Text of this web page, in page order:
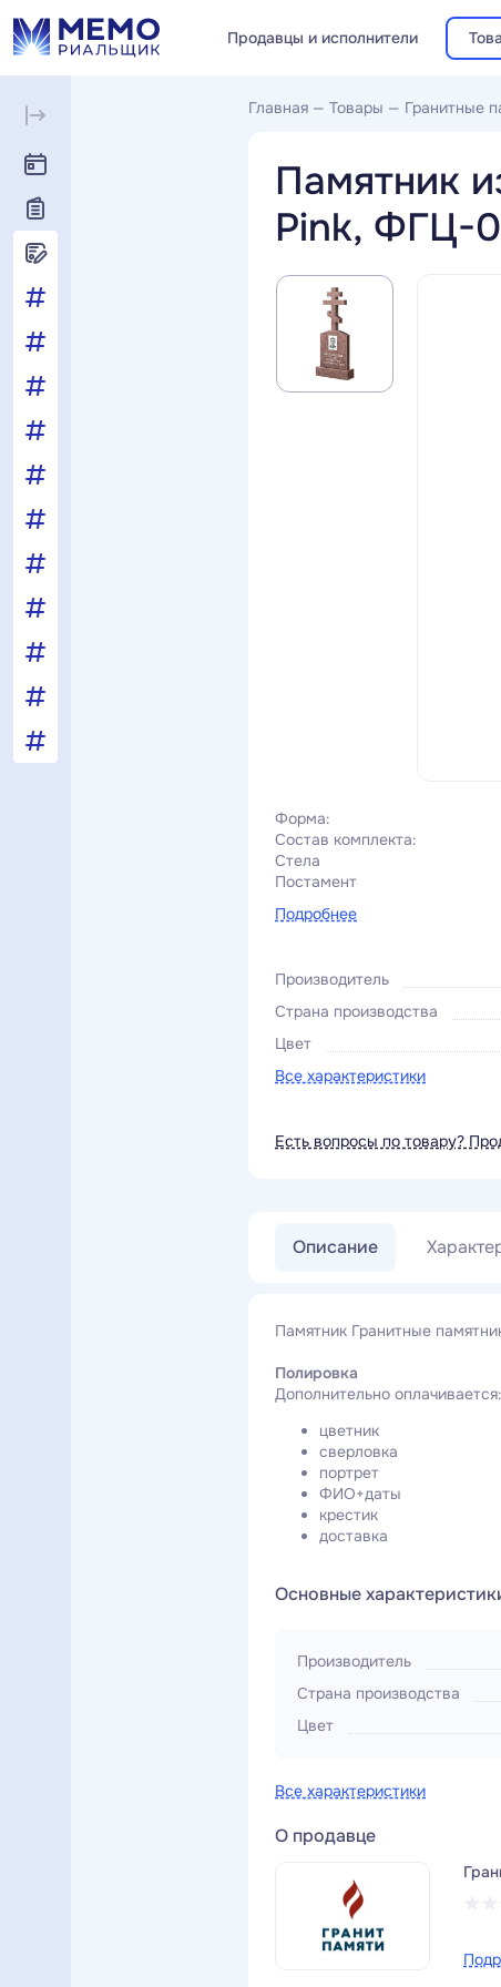
Продавцы и исполнители
Главная — Товары — Гранитные
Памятник
Pink, ФГЦ-
Форма:
Состав комплекта:
Стела
Постамент
Подробнее
Производитель
Страна производства
Цвет
Все характеристики
Есть вопросы по товару?
Описание
Памятник Гранитные
Полировка
Дополнительно оплачивается:
цветник
сверловка
портрет
ФИО+даты
крестик
доставка
Основные
Производитель
Страна производства
Цвет
Все характеристики
О продавце